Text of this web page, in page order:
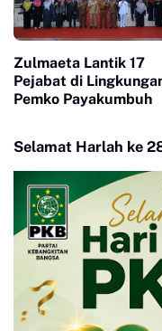
Zulmaeta Lantik 17
Pejabat di
Pemko Payakumbuh
Selamat Harlah ke